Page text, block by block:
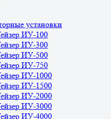
установки
ИУ-100
ИУ-300
ИУ-500
ИУ-750
ИУ-1000
ИУ-1500
ИУ-2000
ИУ-3000
ИУ-4000